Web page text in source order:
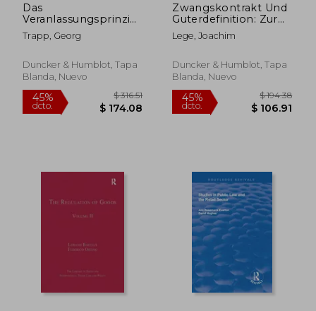
Das
Veranlassungsprinzip
in Der
Finanzverfassung Der
Deutschland (en
Alemán)
Trapp, Georg
Duncker & Humblot, Tapa
Blanda, Nuevo
45%
Zwangskontrakt Und
Guterdefinition: Zur
Klarung Der Begriffe
'Enteignung' Und
Schrankenbestimmung
Des Eigentums (en
Lege, Joachim
Duncker & Humblot, Tapa
Blanda, Nuevo
45%